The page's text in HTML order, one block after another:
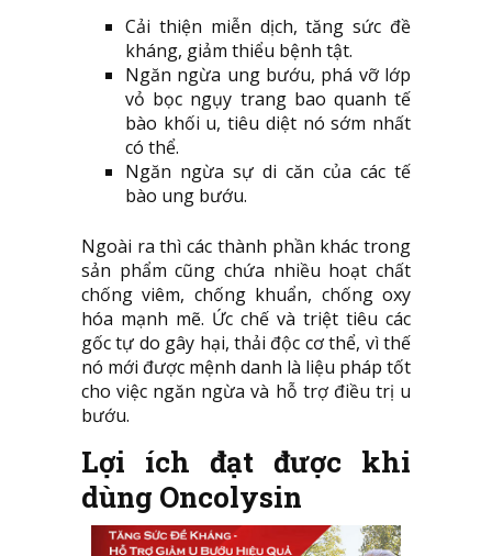
Cải thiện miễn dịch, tăng sức đề
kháng, giảm thiểu bệnh tật.
Ngăn ngừa ung bướu, phá vỡ lớp
vỏ bọc ngụy trang bao quanh tế
bào khối u, tiêu diệt nó sớm nhất
có thể.
Ngăn ngừa sự di căn của các tế
bào ung bướu.
Ngoài ra thì các thành phần khác trong
sản phẩm cũng chứa nhiều hoạt chất
chống viêm, chống khuẩn, chống oxy
hóa mạnh mẽ. Ức chế và triệt tiêu các
gốc tự do gây hại, thải độc cơ thể, vì thế
nó mới được mệnh danh là liệu pháp tốt
cho việc ngăn ngừa và hỗ trợ điều trị u
bướu.
Lợi ích đạt được khi
dùng Oncolysin